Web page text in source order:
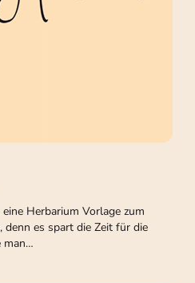
Herbarium Vorlage zum
es spart die Zeit für die
man…